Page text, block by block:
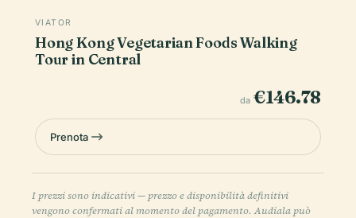
VIATOR
Hong Kong Vegetarian Foods Walking
Tour in Central
da €146.78
Prenota
I prezzi sono indicativi — prezzo e disponibilità definitivi
vengono confermati al momento del pagamento. Audiala può